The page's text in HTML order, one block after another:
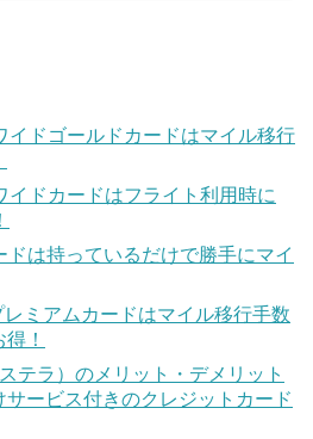
イドゴールドカードはマイル移行
イドカードはフライト利用時に
は持っているだけで勝手にマイ
ミアムカードはマイル移行手数
！
テラ）のメリット・デメリット
サービス付きのクレジットカード